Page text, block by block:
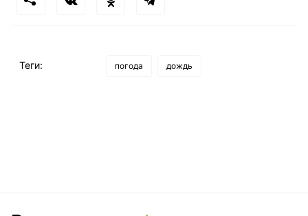
Теги: погода дождь